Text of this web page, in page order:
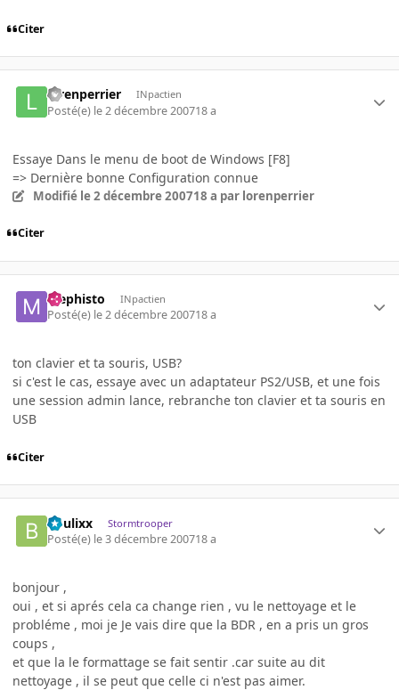
Citer
lorenperrier INpactien
Posté(e) le 2 décembre 200718 a
Essaye Dans le menu de boot de Windows [F8]
=> Dernière bonne Configuration connue
Modifié le 2 décembre 200718 a par lorenperrier
Citer
Mephisto INpactien
Posté(e) le 2 décembre 200718 a
ton clavier et ta souris, USB?
si c'est le cas, essaye avec un adaptateur PS2/USB, et une fois
une session admin lance, rebranche ton clavier et ta souris en
USB
Citer
boulixx Stormtrooper
Posté(e) le 3 décembre 200718 a
bonjour ,
oui , et si aprés cela ca change rien , vu le nettoyage et le
probléme , moi je Je vais dire que la BDR , en a pris un gros
coups ,
et que la le formattage se fait sentir .car suite au dit
nettoyage , il se peut que celle ci n'est pas aimer.